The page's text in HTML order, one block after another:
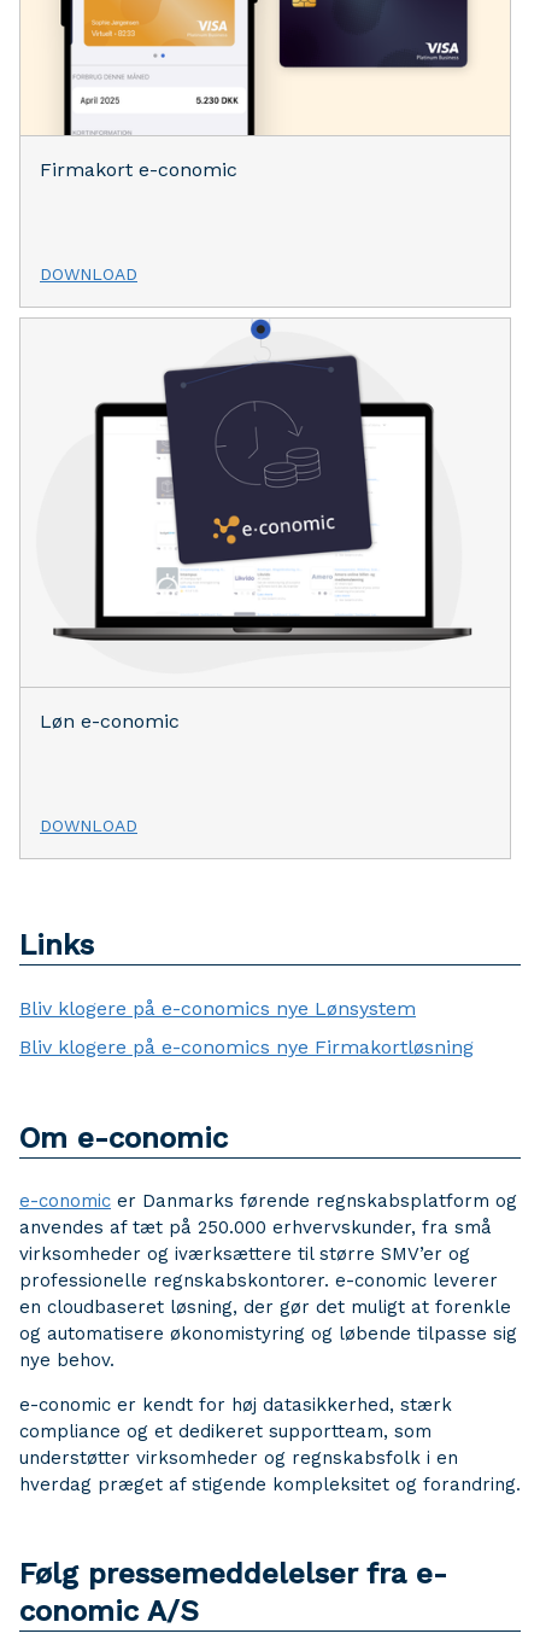
Firmakort e-conomic
DOWNLOAD
Løn e-conomic
DOWNLOAD
Links
Bliv klogere på e-conomics nye Lønsystem
Bliv klogere på e-conomics nye Firmakortløsning
Om e-conomic
e-conomic er Danmarks førende regnskabsplatform og
anvendes af tæt på 250.000 erhvervskunder, fra små
virksomheder og iværksættere til større SMV’er og
professionelle regnskabskontorer. e-conomic leverer
en cloudbaseret løsning, der gør det muligt at forenkle
og automatisere økonomistyring og løbende tilpasse sig
nye behov.
e-conomic er kendt for høj datasikkerhed, stærk
compliance og et dedikeret supportteam, som
understøtter virksomheder og regnskabsfolk i en
hverdag præget af stigende kompleksitet og forandring.
Følg pressemeddelelser fra e-
conomic A/S